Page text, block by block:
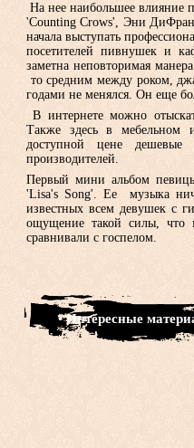
На нее наибольшее влияние
'Counting Crows', Эни
начала выступать
посетителей пивнушек и
заметна неповторимая
то средним между роком,
годами не менялся. Он еще
В интернете можно
Также здесь в мебельном
доступной цене дешевые
производителей.
Первый мини альбом
'Lisa's Song'. Ее музыка
известных всем девушек с
ощущение такой силы, что
сравнивали с госпелом.
• Интересные